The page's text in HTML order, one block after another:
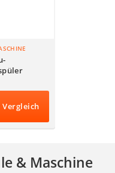
Vergleich
& Maschine